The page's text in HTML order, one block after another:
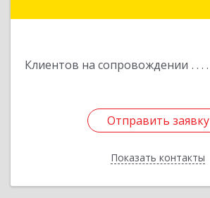
Клиентов на сопровождении
Отправить заявку
Показать контакты
Отправить заявку
Назад